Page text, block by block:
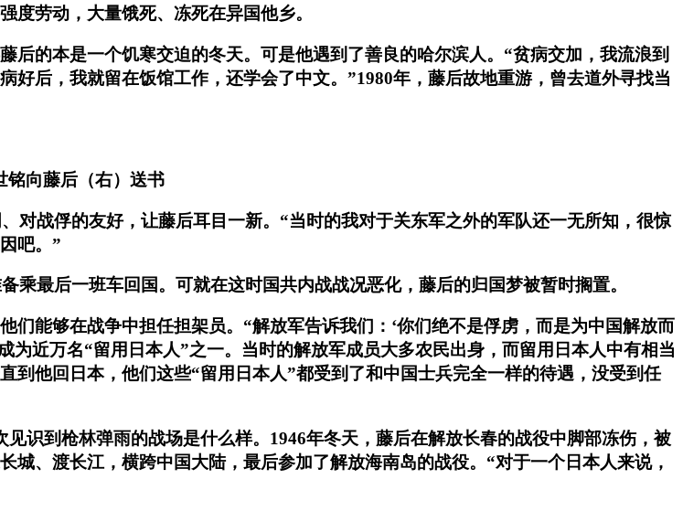
度劳动，大量饿死、冻死在异国他乡。
后的本是一个饥寒交迫的冬天。可是他遇到了善良的哈尔滨人。“贫病交加，我流浪到
后，我就留在饭馆工作，还学会了中文。”1980年，藤后故地重游，曾去道外寻找当
铭向藤后（右）送书
对战俘的友好，让藤后耳目一新。“当时的我对于关东军之外的军队还一无所知，很惊
吧。”
最后一班车回国。可就在这时国共内战战况恶化，藤后的归国梦被暂时搁置。
能够在战争中担任担架员。“解放军告诉我们：‘你们绝不是俘虏，而是为中国解放而
近万名“留用日本人”之一。当时的解放军成员大多农民出身，而留用日本人中有相当
到他回日本，他们这些“留用日本人”都受到了和中国士兵完全一样的待遇，没受到任
识到枪林弹雨的战场是什么样。1946年冬天，藤后在解放长春的战役中脚部冻伤，被
、渡长江，横跨中国大陆，最后参加了解放海南岛的战役。“对于一个日本人来说，